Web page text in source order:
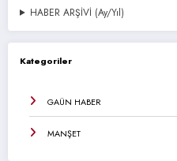
HABER ARŞİVİ (Ay/Yıl)
Kategoriler
GAÜN HABER
MANŞET